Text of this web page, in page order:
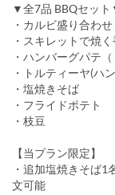
▼全7品 BBQセッ
・カルビ盛り合わ
・スキレットで焼
・ハンバーグパテ
・トルティーヤ(ハ
・塩焼きそば
・フライドポテト
・枝豆
【当プラン限定】
・追加塩焼きそば
文可能